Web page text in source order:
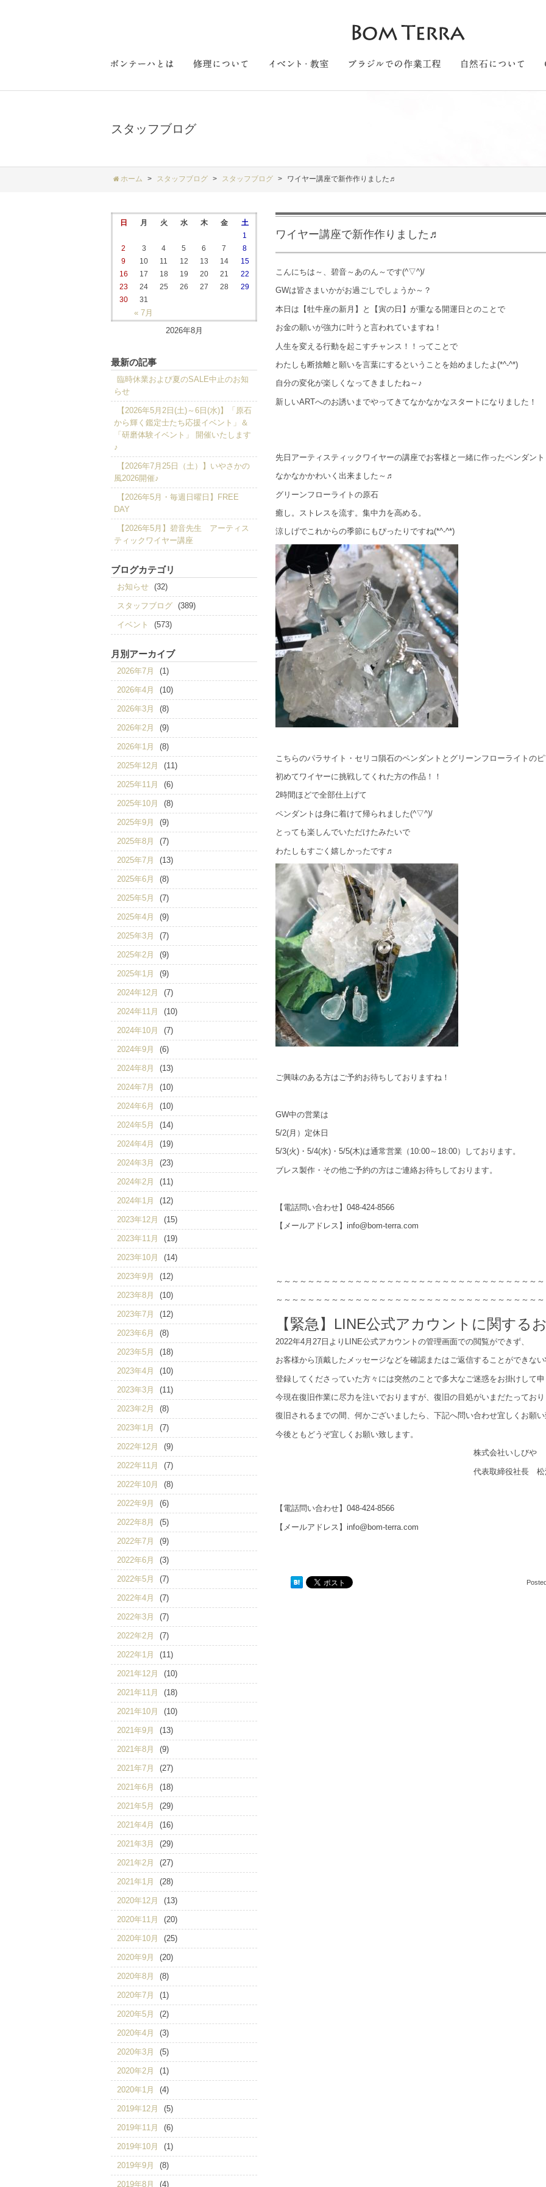
スタッフブログ
ホーム スタッフブログ スタッフブログ ワイヤー講座で新作作りました♬
ワイヤー講座で新作作りました♬
こんにちは～、碧音～あのん～です(^▽^)/
GWは皆さまいかがお過ごしでしょうか～？
本日は【牡牛座の新月】と【寅の日】が重なる開運日とのことで
お金の願いが強力に叶うと言われていますね！
人生を変える行動を起こすチャンス！！ってことで
わたしも断捨離と願いを言葉にするということを始めましたよ(*^-^*)
自分の変化が楽しくなってきましたね～♪
新しいARTへのお誘いまでやってきてなかなかなスタートになりました！
先日アーティスティックワイヤーの講座でお客様と一緒に作ったペンダン
なかなかかわいく出来ました～♬
グリーンフローライトの原石
癒し。ストレスを流す。集中力を高める。
涼しげでこれからの季節にもぴったりですね(*^-^*)
こちらのパラサイト・セリコ隕石のペンダントとグリーンフローライトの
初めてワイヤーに挑戦してくれた方の作品！！
2時間ほどで全部仕上げて
ペンダントは身に着けて帰られました(^▽^)/
とっても楽しんでいただけたみたいで
わたしもすごく嬉しかったです♬
ご興味のある方はご予約お待ちしておりますね！
GW中の営業は
5/2(月）定休日
5/3(火)・5/4(水)・5/5(木)は通常営業（10:00～18:00）しております。
ブレス製作・その他ご予約の方はご連絡お待ちしております。
【電話問い合わせ】048-424-8566
【メールアドレス】info@bom-terra.com
～～～～～～～～～～～～～～～～～～～～～～～～～～～～～～～～～
～～～～～～～～～～～～～～～～～～～～～～～～～～～～～～～～～
【緊急】LINE公式アカウントに関する
2022年4月27日よりLINE公式アカウントの管理画面での閲覧ができず、
お客様から頂戴したメッセージなどを確認またはご返信することができな
登録してくださっていた方々には突然のことで多大なご迷惑をお掛けして
今現在復旧作業に尽力を注いでおりますが、復旧の目処がいまだたってお
復旧されるまでの間、何かございましたら、下記へ問い合わせ宜しくお願
今後ともどうぞ宜しくお願い致します。
株式会社いしびや
代表取締役社長 松浦結
【電話問い合わせ】048-424-8566
【メールアドレス】info@bom-terra.com
2026年8月
日 月 火 水 木 金 土
« 7月
1
2
3 4 5 6 7
8
9
10 11 12 13 14
15
16
17 18 19 20 21
22
23
24 25 26 27 28
29
30
31
最新の記事
臨時休業および夏のSALE中止のお知
らせ
【2026年5月2日(土)～6日(水)】「原石
から輝く鑑定士たち応援イベント」＆
「研磨体験イベント」 開催いたします
♪
【2026年7月25日（土）】いやさかの
風2026開催♪
【2026年5月・毎週日曜日】FREE
DAY
【2026年5月】碧音先生 アーティス
ティックワイヤー講座
ブログカテゴリ
お知らせ (32)
スタッフブログ (389)
イベント (573)
月別アーカイブ
2026年7月 (1)
2026年4月 (10)
2026年3月 (8)
2026年2月 (9)
2026年1月 (8)
2025年12月 (11)
2025年11月 (6)
2025年10月 (8)
2025年9月 (9)
2025年8月 (7)
2025年7月 (13)
2025年6月 (8)
2025年5月 (7)
2025年4月 (9)
2025年3月 (7)
2025年2月 (9)
2025年1月 (9)
2024年12月 (7)
2024年11月 (10)
2024年10月 (7)
2024年9月 (6)
2024年8月 (13)
2024年7月 (10)
2024年6月 (10)
2024年5月 (14)
2024年4月 (19)
2024年3月 (23)
2024年2月 (11)
2024年1月 (12)
2023年12月 (15)
2023年11月 (19)
2023年10月 (14)
2023年9月 (12)
2023年8月 (10)
2023年7月 (12)
2023年6月 (8)
2023年5月 (18)
2023年4月 (10)
2023年3月 (11)
2023年2月 (8)
2023年1月 (7)
2022年12月 (9)
2022年11月 (7)
2022年10月 (8)
2022年9月 (6)
2022年8月 (5)
2022年7月 (9)
2022年6月 (3)
2022年5月 (7)
2022年4月 (7)
2022年3月 (7)
2022年2月 (7)
2022年1月 (11)
2021年12月 (10)
2021年11月 (18)
2021年10月 (10)
2021年9月 (13)
2021年8月 (9)
2021年7月 (27)
2021年6月 (18)
2021年5月 (29)
2021年4月 (16)
2021年3月 (29)
2021年2月 (27)
2021年1月 (28)
2020年12月 (13)
2020年11月 (20)
2020年10月 (25)
2020年9月 (20)
2020年8月 (8)
2020年7月 (1)
2020年5月 (2)
2020年4月 (3)
2020年3月 (5)
2020年2月 (1)
2020年1月 (4)
2019年12月 (5)
2019年11月 (6)
2019年10月 (1)
2019年9月 (8)
2019年8月 (4)